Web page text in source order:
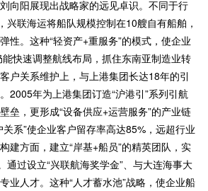
向阳展现出战略家的远见卓识。不同于行
兴联海运将船队规模控制在10艘自有船舶，
性。这种“轻资产+重服务”的模式，使企业
快速调整航线布局，抓住东南亚制造业转
户关系维护上，与上港集团长达18年的引
2005年为上港集团订造“沪港引”系列引航
垒，更形成“设备供应+运营服务”的产业链
系”使企业客户留存率高达85%，远超行业
建方面，建立“岸基+船员”的精英团队，实
通过设立“兴联航海奖学金”、与大连海事大
业人才。这种“人才蓄水池”战略，使企业船